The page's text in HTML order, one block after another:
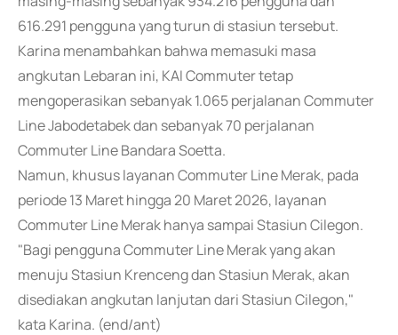
616.291 pengguna yang turun di stasiun tersebut.
Karina menambahkan bahwa memasuki masa
angkutan Lebaran ini, KAI Commuter tetap
mengoperasikan sebanyak 1.065 perjalanan Commuter
Line Jabodetabek dan sebanyak 70 perjalanan
Commuter Line Bandara Soetta.
Namun, khusus layanan Commuter Line Merak, pada
periode 13 Maret hingga 20 Maret 2026, layanan
Commuter Line Merak hanya sampai Stasiun Cilegon.
"Bagi pengguna Commuter Line Merak yang akan
menuju Stasiun Krenceng dan Stasiun Merak, akan
disediakan angkutan lanjutan dari Stasiun Cilegon,"
kata Karina. (end/ant)